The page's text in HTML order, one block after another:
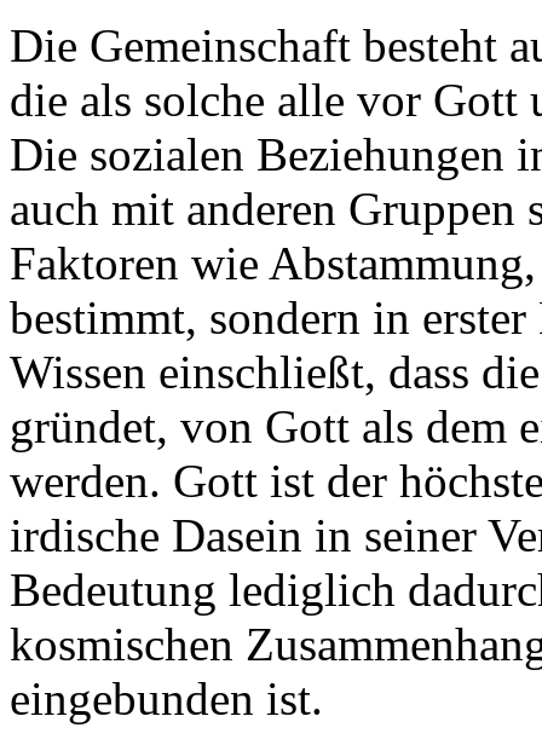
Die Gemeinschaft besteht
die als solche alle vor Gott
Die sozialen Beziehungen
auch mit anderen
Faktoren wie
bestimmt, sondern in
Wissen einschließt, dass
gründet, von Gott als dem
werden. Gott ist der
irdische Dasein in seiner
Bedeutung lediglich
kosmischen
eingebunden ist.